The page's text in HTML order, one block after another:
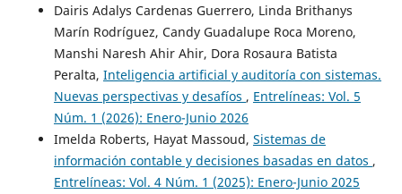
Dairis Adalys Cardenas Guerrero, Linda Brithanys
Marín Rodríguez, Candy Guadalupe Roca Moreno,
Manshi Naresh Ahir Ahir, Dora Rosaura Batista
Peralta, Inteligencia artificial y auditoría con sistemas.
Nuevas perspectivas y desafíos , Entrelíneas: Vol. 5
Núm. 1 (2026): Enero-Junio 2026
Imelda Roberts, Hayat Massoud, Sistemas de
información contable y decisiones basadas en datos ,
Entrelíneas: Vol. 4 Núm. 1 (2025): Enero-Junio 2025